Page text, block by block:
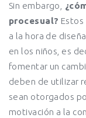
Sin embargo,
procesual?
a la hora de
en los niños, es
fomentar un
deben de utilizar
sean otorgados
motivación a la